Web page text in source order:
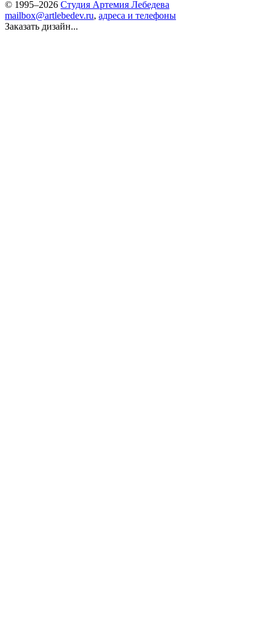
© 1995–2026 Студия Артемия Лебедева
mailbox@artlebedev.ru, адреса и телефоны
Заказать дизайн...